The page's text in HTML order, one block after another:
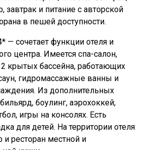
завтрак и питание с авторской
в пешей доступности.
— сочетает функции отеля и
центра. Имеется спа-салон,
крытых бассейна, работающих
гидромассажные ванны и
Из дополнительных
боулинг, аэрохоккей,
игры на консолях. Есть
для детей. На территории отеля
и ресторан местной и